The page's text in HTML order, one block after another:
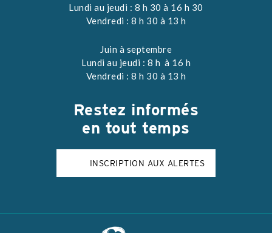
Lundi au jeudi : 8 h 30 à 16 h 30
Vendredi : 8 h 30 à 13 h
Juin à septembre
Lundi au jeudi : 8 h à 16 h
Vendredi : 8 h 30 à 13 h
Restez informés
en tout temps
INSCRIPTION AUX ALERTES